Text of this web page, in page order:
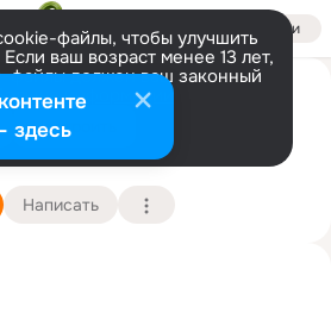
Войти
файлы, чтобы улучшить
ваш возраст менее 13 лет,
файлы должен ваш законный
Больше информации
Настроить
ivanov
30 января (62 года)
Написать
здесь